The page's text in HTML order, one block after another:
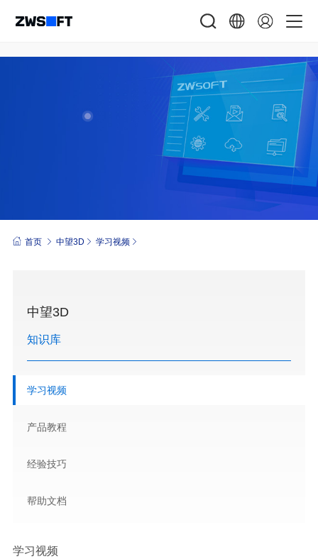
首页 中望3D 学习视频
中望3D
知识库
学习视频
产品教程
经验技巧
帮助文档
学习视频